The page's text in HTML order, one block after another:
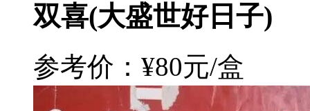
双喜(大盛世好日子)
参考价：¥80元/盒